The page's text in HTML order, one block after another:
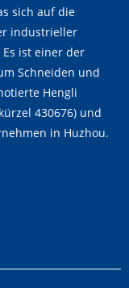
sich auf die
industrieller
ist einer der
Schneiden und
Hengli
430676) und
in Huzhou.